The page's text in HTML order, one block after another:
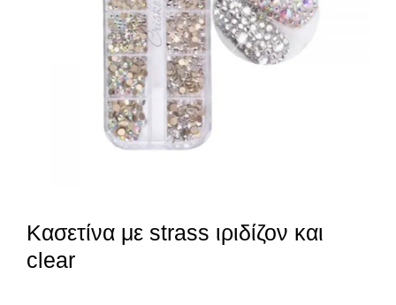
Κασετίνα με strass ιριδίζον και
clear